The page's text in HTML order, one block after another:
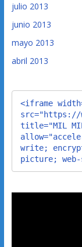
julio 2013
junio 2013
mayo 2013
abril 2013
<iframe
src="https://
title="MIL
write;
picture;